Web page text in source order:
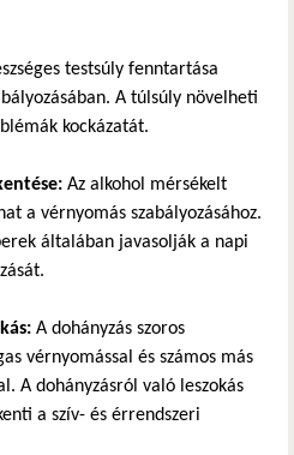
testsúly fenntartása
A túlsúly növelheti
kockázatát.
Az alkohol mérsékelt
a vérnyomás szabályozásához.
általában javasolják a napi
A dohányzás szoros
vérnyomással és számos más
A dohányzásról való leszokás
a szív- és érrendszeri